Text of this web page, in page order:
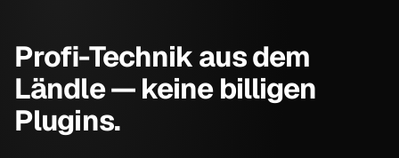
Profi-Technik aus dem
Ländle — keine billigen
Plugins.